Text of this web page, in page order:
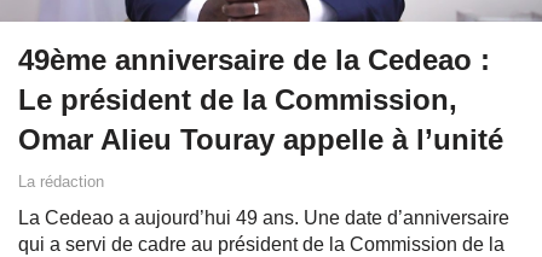
49ème anniversaire de la Cedeao :
Le président de la Commission,
Omar Alieu Touray appelle à l’unité
La rédaction
La Cedeao a aujourd’hui 49 ans. Une date d’anniversaire
qui a servi de cadre au président de la Commission de la